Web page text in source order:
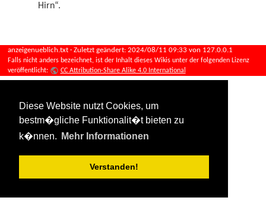
Diese Website nutzt Cookies, um
bestm�gliche Funktionalit�t bieten zu
k�nnen.
Mehr Informationen
Verstanden!
Hirn“.
anzeigenueblich.txt · Zuletzt geändert: 2024/08/11 09:33 von 127.0.0.1
Falls nicht anders bezeichnet, ist der Inhalt dieses Wikis unter der folgenden Lizenz
veröffentlicht:
CC Attribution-Share Alike 4.0 International